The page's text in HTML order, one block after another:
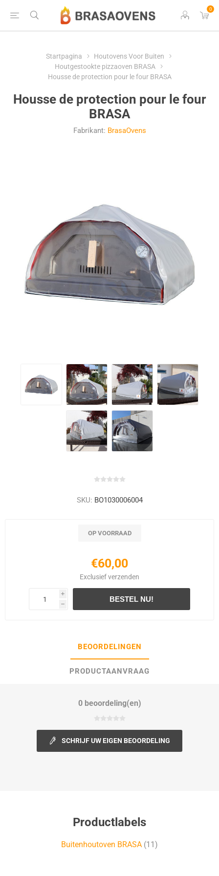
0
Startpagina
Houtovens Voor Buiten
Houtgestookte pizzaoven BRASA
Housse de protection pour le four BRASA
Housse de protection pour le four
BRASA
Fabrikant: BrasaOvens
SKU: BO1030006004
OP VOORRAAD
€60,00
Exclusiefverzenden
i
h
BEOORDELINGEN
PRODUCTAANVRAAG
0 beoordeling(en)
SCHRIJF UW EIGEN BEOORDELING
Productlabels
Buitenhoutoven BRASA (11)